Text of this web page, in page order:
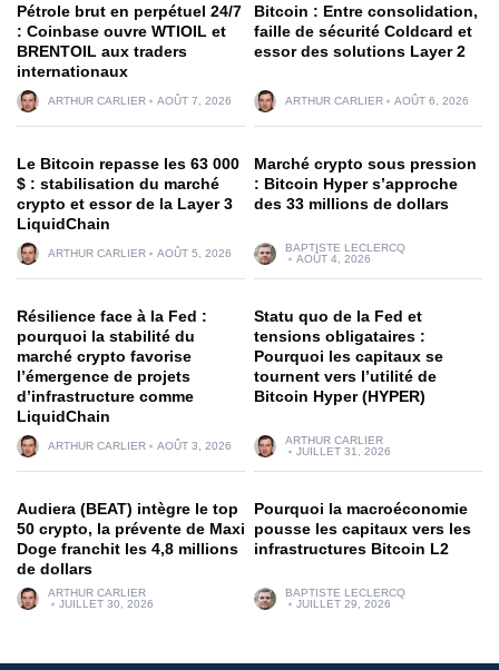
Pétrole brut en perpétuel 24/7
: Coinbase ouvre WTIOIL et
BRENTOIL aux traders
internationaux
ARTHUR CARLIER AOÛT 7, 2026
Bitcoin : Entre consolidation,
faille de sécurité Coldcard et
essor des solutions Layer 2
ARTHUR CARLIER AOÛT 6, 2026
Le Bitcoin repasse les 63 000
$ : stabilisation du marché
crypto et essor de la Layer 3
LiquidChain
ARTHUR CARLIER AOÛT 5, 2026
Marché crypto sous pression
: Bitcoin Hyper s’approche
des 33 millions de dollars
BAPTISTE LECLERCQ
AOÛT 4, 2026
Résilience face à la Fed :
pourquoi la stabilité du
marché crypto favorise
l’émergence de projets
d’infrastructure comme
LiquidChain
ARTHUR CARLIER AOÛT 3, 2026
Statu quo de la Fed et
tensions obligataires :
Pourquoi les capitaux se
tournent vers l’utilité de
Bitcoin Hyper (HYPER)
ARTHUR CARLIER
JUILLET 31, 2026
Audiera (BEAT) intègre le top
50 crypto, la prévente de Maxi
Doge franchit les 4,8 millions
de dollars
ARTHUR CARLIER
JUILLET 30, 2026
Pourquoi la macroéconomie
pousse les capitaux vers les
infrastructures Bitcoin L2
BAPTISTE LECLERCQ
JUILLET 29, 2026